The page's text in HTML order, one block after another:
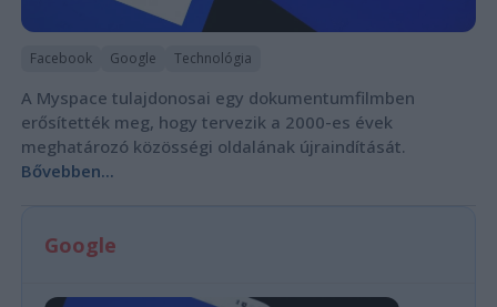
Facebook Google Technológia
A Myspace tulajdonosai egy dokumentumfilmben
erősítették meg, hogy tervezik a 2000-es évek
meghatározó közösségi oldalának újraindítását.
Bővebben...
Google